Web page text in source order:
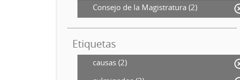
Consejo de la Magistratura (2)
Etiquetas
causas (2)